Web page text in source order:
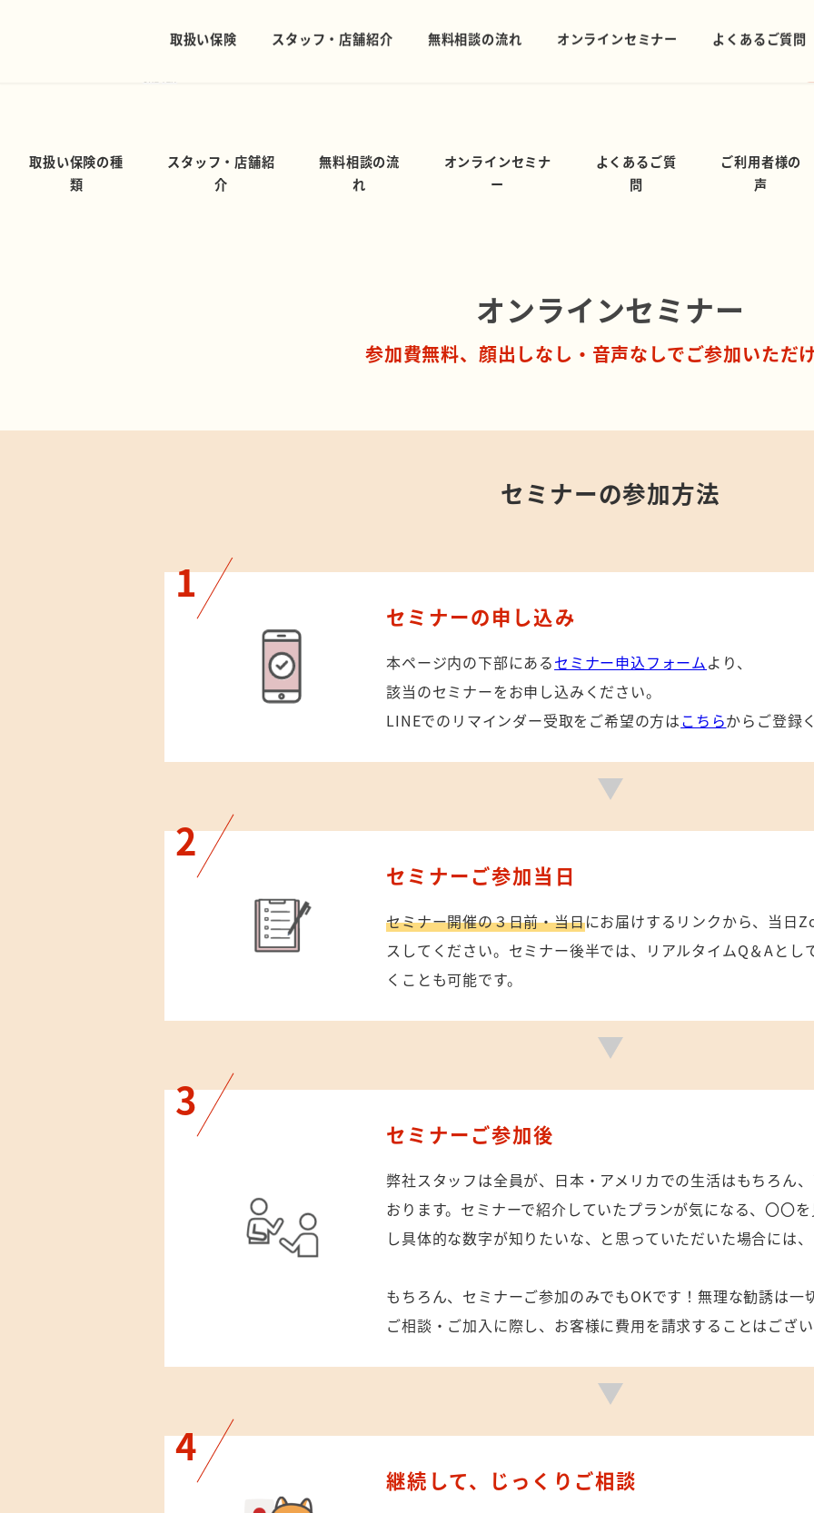
取扱い保険の種
類
スタッフ・店舗紹
介
無料相談の流
れ
オンラインセミナ
ー
よくあるご質
問
ご利用者様の
声
オンラインセミナー
参加費無料、顔出しなし・音声なしでご参加いただ
セミナーの参加方法
セミナーの申し込み
本ページ内の下部にあるセミナー申込フォームより、
該当のセミナーをお申し込みください。
LINEでのリマインダー受取をご希望の方はこちらからご登録
セミナーご参加当日
セミナー開催の３日前・当日にお届けするリンクから、当日
スしてください。セミナー後半では、リアルタイムQ＆Aとし
くことも可能です。
セミナーご参加後
弊社スタッフは全員が、日本・アメリカでの生活はもちろん
おります。セミナーで紹介していたプランが気になる、〇〇
し具体的な数字が知りたいな、と思っていただいた場合には
もちろん、セミナーご参加のみでもOKです！無理な勧誘は一
ご相談・ご加入に際し、お客様に費用を請求することはござ
継続して、じっくりご相談